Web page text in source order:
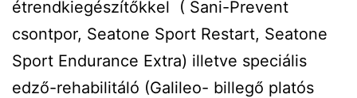
étrendkiegészítőkkel ( Sani-Prevent
csontpor, Seatone Sport Restart, Seatone
Sport Endurance Extra) illetve speciális
edző-rehabilitáló (Galileo- billegő platós